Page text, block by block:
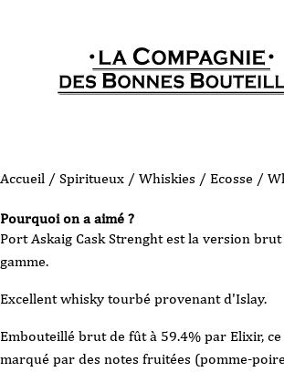
Accueil / Spiritueux / Whiskies / Ecosse /
Pourquoi on a aimé ?
Port Askaig Cask Strenght est la version
gamme.
Excellent whisky tourbé provenant d'Islay.
Embouteillé brut de fût à 59.4% par Elixir,
marqué par des notes fruitées (pomme-